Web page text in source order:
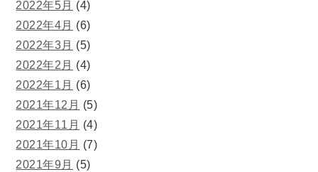
2022年5月 (4)
2022年4月 (6)
2022年3月 (5)
2022年2月 (4)
2022年1月 (6)
2021年12月 (5)
2021年11月 (4)
2021年10月 (7)
2021年9月 (5)